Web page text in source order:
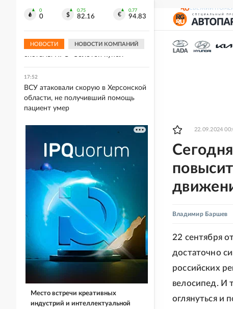
СВЕЖИЙ НОМЕР
22.09.2024
Владимир Баршев
22 сентября
достаточно
российских
велосипед. И
оглянуться и
0
0
0.75
82.16
0.77
94.83
НОВОСТИ НОВОСТИ КОМПАНИЙ
грозящем Украине дефиците воды
Пентагон ускорил испытания
системы ПРО "Золотой купол"
17:52
ВСУ атаковали скорую в Херсонской
области, не получивший помощь
пациент умер
Место встречи креативных
индустрий и интеллектуальной